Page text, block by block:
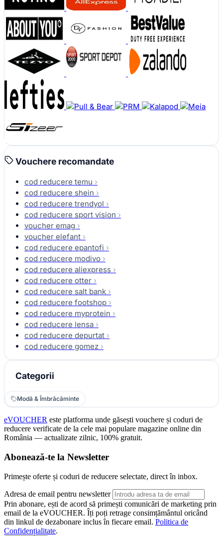
Vouchere recomandate
cod reducere temu ›
cod reducere shein ›
cod reducere trendyol ›
cod reducere sport vision ›
voucher emag ›
voucher elefant ›
cod reducere epantofi ›
cod reducere modivo ›
cod reducere aliexpress ›
cod reducere otter ›
cod reducere salt bank ›
cod reducere footshop ›
cod reducere myprotein ›
cod reducere lensa ›
cod reducere depurtat ›
cod reducere gomez ›
Categorii
Modă & Îmbrăcăminte
eVOUCHER este platforma unde găsești vouchere și coduri de
reducere verificate de la cele mai populare magazine online din
România — actualizate zilnic, 100% gratuit.
Abonează-te la Newsletter
Primește oferte și coduri de reducere selectate, direct în inbox.
Adresa de email pentru newsletter
Prin abonare, ești de acord să primești comunicări de marketing prin
email de la eVOUCHER. Îți poți retrage consimțământul oricând
din linkul de dezabonare inclus în fiecare email. Politica de
Confidențialitate.